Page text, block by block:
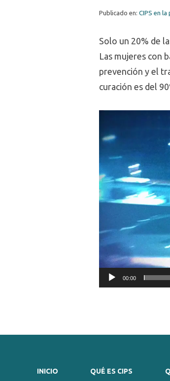
Publicado en: CIPS en la
Solo un 20% de
Las mujeres con
prevención y el
curación es del
00:00
INICIO QUÉ ES CIPS